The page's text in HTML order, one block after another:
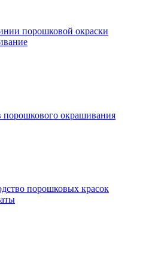
порошковой окраски
порошкового окрашивания
порошковых красок